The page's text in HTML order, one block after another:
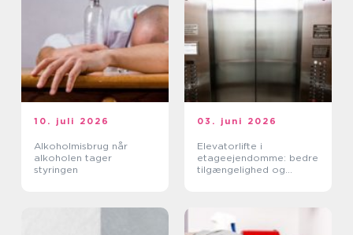
10. juli 2026
Alkoholmisbrug når
alkoholen tager
styringen
03. juni 2026
Elevatorlifte i
etageejendomme: bedre
tilgængelighed og